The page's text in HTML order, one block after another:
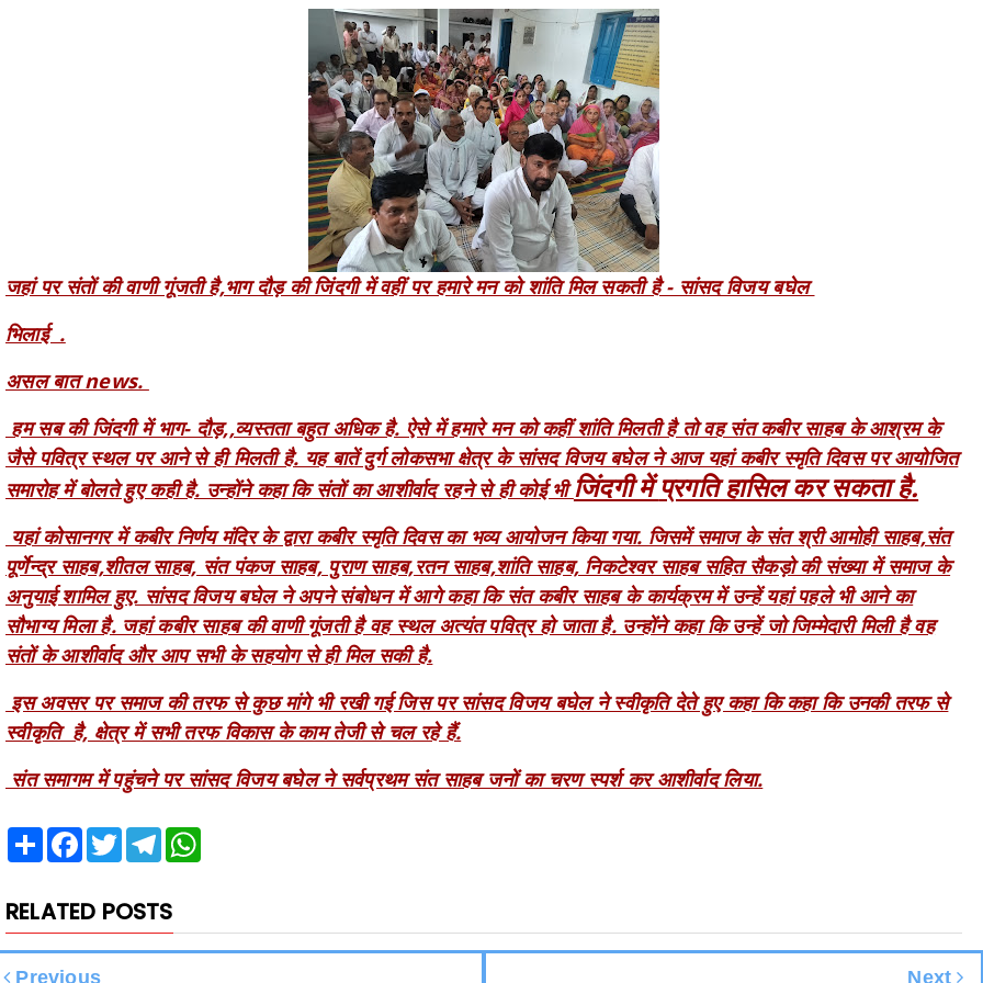
जहां पर संतों की वाणी गूंजती है,भाग दौड़ की जिंदगी में वहीं पर हमारे मन को शांति मिल सकती है - सांसद विजय बघेल
भिलाई .
असल बात news.
हम सब की जिंदगी में भाग- दौड़,,व्यस्तता बहुत अधिक है. ऐसे में हमारे मन को कहीं शांति मिलती है तो वह संत कबीर साहब के आश्रम के
जैसे पवित्र स्थल पर आने से ही मिलती है. यह बातें दुर्ग लोकसभा क्षेत्र के सांसद विजय बघेल ने आज यहां कबीर स्मृति दिवस पर आयोजित
समारोह में बोलते हुए कही है. उन्होंने कहा कि संतों का आशीर्वाद रहने से ही कोई भीजिंदगी मेंप्रगति हासिल कर सकता है.
यहां कोसानगर में कबीर निर्णय मंदिर के द्वारा कबीर स्मृति दिवस का भव्य आयोजन किया गया. जिसमें समाज के संत श्री आमोही साहब,संत
पूर्णेन्द्र साहब,शीतल साहब, संत पंकज साहब, पुराण साहब,रतन साहब,शांति साहब, निकटेश्वर साहब सहित सैकड़ो की संख्या में समाज के
अनुयाई शामिल हुए. सांसद विजय बघेल ने अपने संबोधन में आगे कहा कि संत कबीर साहब के कार्यक्रम में उन्हें यहां पहले भी आने का
सौभाग्य मिला है. जहां कबीर साहब की वाणी गूंजती है वह स्थल अत्यंत पवित्र हो जाता है. उन्होंने कहा कि उन्हें जो जिम्मेदारी मिली है वह
संतों के आशीर्वाद और आप सभी के सहयोग से ही मिल सकी है.
इस अवसर पर समाज की तरफ से कुछ मांगे भी रखी गई जिस पर सांसद विजय बघेल ने स्वीकृति देते हुए कहा कि कहा कि उनकी तरफ से
स्वीकृति है, क्षेत्र में सभी तरफ विकास के काम तेजी से चल रहे हैं.
संत समागम में पहुंचने पर सांसद विजय बघेल ने सर्वप्रथम संत साहब जनों का चरण स्पर्श कर आशीर्वाद लिया.
Share Facebook
Twitter Telegram
RELATED POSTS
Previous Next